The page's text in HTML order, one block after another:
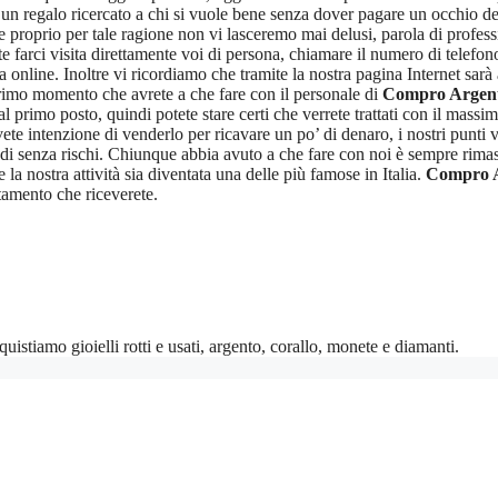
regalo ricercato a chi si vuole bene senza dover pagare un occhio
per tale ragione non vi lasceremo mai delusi, parola di
visita direttamente voi di persona, chiamare il numero di
Inoltre vi ricordiamo che tramite la nostra pagina Internet
momento che avrete a che fare con il personale di Compro
primo posto, quindi potete stare certi che verrete trattati con il
intenzione di venderlo per ricavare un po’ di denaro, i nostri punti
senza rischi. Chiunque abbia avuto a che fare con noi è sempre
nostra attività sia diventata una delle più famose in Italia. Compro
che riceverete.
gioielli rotti e usati, argento, corallo, monete e diamanti.